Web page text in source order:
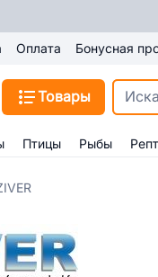
Оплата Бонусная
Товары
Птицы Рыбы